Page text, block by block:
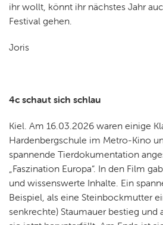
ihr wollt, könnt ihr nächstes Jahr
Festival gehen.
Joris
4c schaut sich schlau
Kiel. Am 16.03.2026 waren einige
Hardenbergschule im Metro-Kino
spannende Tierdokumentation
„Faszination Europa“. In den Film
und wissenswerte Inhalte. Ein
Beispiel, als eine Steinbockmutter
senkrechte) Staumauer bestieg und